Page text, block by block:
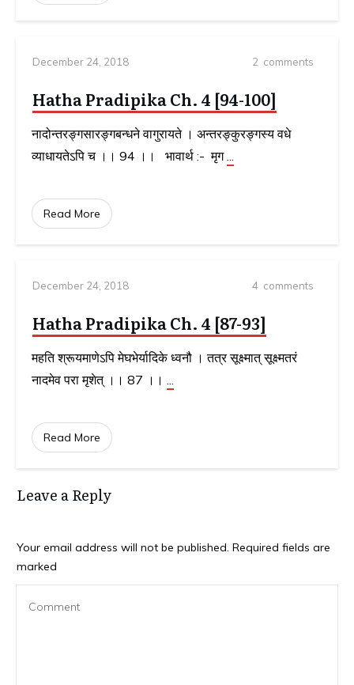
December 24, 2018 2 comments
Hatha Pradipika Ch. 4 [94-100]
नादोन्तरङ्गसारङ्गबन्धने वागुरायते । अन्तरङ्कुरङ्गस्य वधे
व्याधायतेऽपि च ।। 94 ।। भावार्थ :- मृग...
Read More
December 24, 2018 4 comments
Hatha Pradipika Ch. 4 [87-93]
महति श्रूयमाणेऽपि मेघभेर्यादिके ध्वनौ । तत्र सूक्ष्मात् सूक्ष्मतरं
नादमेव परा मृशेत् ।। 87 ।। ...
Read More
Leave a Reply
Your email address will not be published. Required fields are
marked